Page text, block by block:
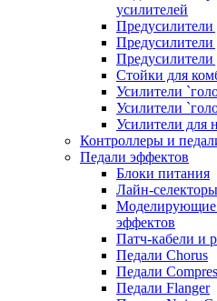
усилителей
Предусилители
Предусилители
Предусилители
Стойки для
Усилители
Усилители
Усилители для
Контроллеры и
Педали эффектов
Блоки питания
Лайн-
Моделирующие
эффектов
Патч-кабели и
Педали Chorus
Педали
Педали Flanger